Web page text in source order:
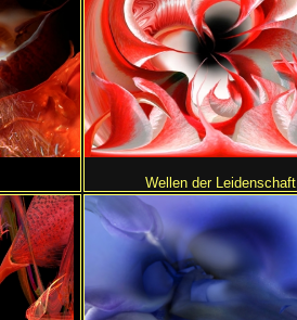
Wellen der Leidenschaft